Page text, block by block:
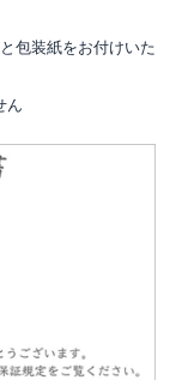
包装紙をお付けいた
ん